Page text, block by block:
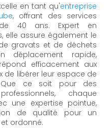
en tant qu'entreprise
, offrant des services
40 ans. Expert en
elle assure également le
gravats et de déchets
déplacement rapide,
efficacement aux
de libérer leur espace de
Que ce soit pour des
chaque
une expertise pointue,
de qualité pour un
ordonné.